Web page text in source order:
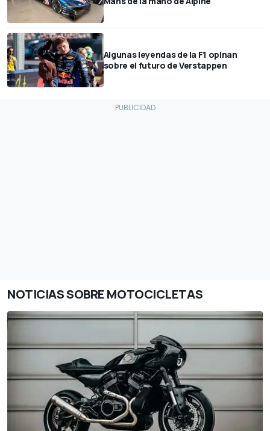
Algunas leyendas de la F1 opinan
sobre el futuro de Verstappen
NOTICIAS SOBRE MOTOCICLETAS